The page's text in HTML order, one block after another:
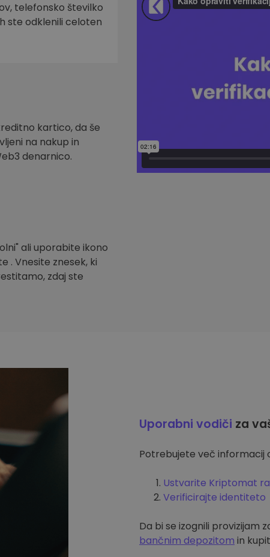
telefonsko številko
ste odklenili celoten
kartico, da še
na nakup in
denarnico.
ali uporabite ikono
. Vnesite znesek, ki
zdaj ste
Uporabni vodiči za
Potrebujete več informacij
Ustvarite Kriptomat
Verificirajte identiteto
Da bi se izognili provizijam
bančnim depozitom in